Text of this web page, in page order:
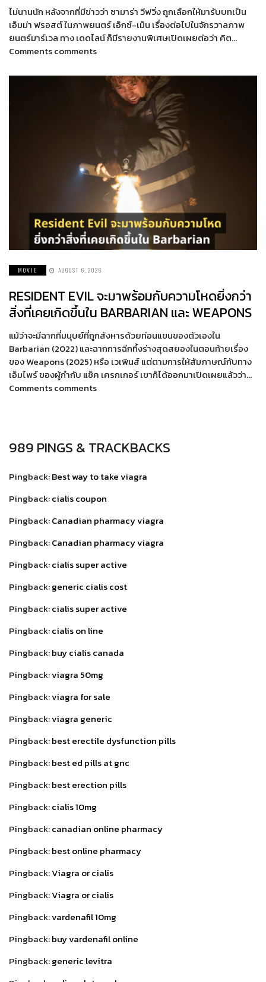
ไม่นานนัก หลังจากที่มีข่าวว่า ซามาร่า วีฟวิ่ง ถูกเลือกให้มารับบทเป็น
เอ็มม่า ฟรอสต์ ในภาพยนตร์ เอ็กซ์-เม็น เรื่องต่อไปในจักรวาลภาพ
ยนตร์มาร์เวล ทาง เดดไลน์ ก็มีรายงานพิเศษเปิดเผยต่อว่า คิต…
Comments comments
MOVIE AUGUST 6, 2026
RESIDENT EVIL จะมาพร้อมกับความโหดยิ่งกว่า
สิ่งที่เคยเกิดขึ้นใน BARBARIAN และ WEAPONS
แม้ว่าจะมีฉากที่มนุษย์ที่ถูกสังหารด้วยท่อนแขนของตัวเองใน
Barbarian (2022) และฉากการฉีกทึ้งร่างสุดสยองในตอนท้ายเรื่อง
ของ Weapons (2025) หรือ เวเพินส์ แต่ตามการให้สัมภาษณ์กับทาง
เอ็มไพร์ ของผู้กำกับ แซ็ค เครกเกอร์ เขาก็ได้ออกมาเปิดเผยแล้วว่า…
Comments comments
989 PINGS & TRACKBACKS
Pingback:Best way to take viagra
Pingback:cialis coupon
Pingback:Canadian pharmacy viagra
Pingback:Canadian pharmacy viagra
Pingback:cialis super active
Pingback:generic cialis cost
Pingback:cialis super active
Pingback:cialis on line
Pingback:buy cialis canada
Pingback:viagra 50mg
Pingback:viagra for sale
Pingback:viagra generic
Pingback:best erectile dysfunction pills
Pingback:best ed pills at gnc
Pingback:best erection pills
Pingback:cialis 10mg
Pingback:canadian online pharmacy
Pingback:best online pharmacy
Pingback:Viagra or cialis
Pingback:Viagra or cialis
Pingback:vardenafil 10mg
Pingback:buy vardenafil online
Pingback:generic levitra